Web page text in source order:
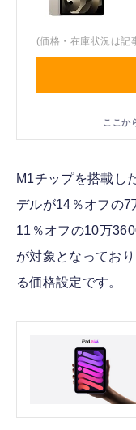
(価格・在庫状況は記
M1チップを搭載し
デルが14％オフの
11％オフの10万
が対象となってお
る価格設定です。